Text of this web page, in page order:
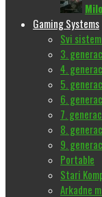
Gaming Systems
Svi
3.
4.
5.
6.
7.
8.
9.
Portable
Stari
Arkadne